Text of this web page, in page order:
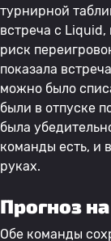
турнирной
встреча с
риск
показала
можно было
были в отпуске
была
команды есть, и
руках.
Прогноз
Обе команды